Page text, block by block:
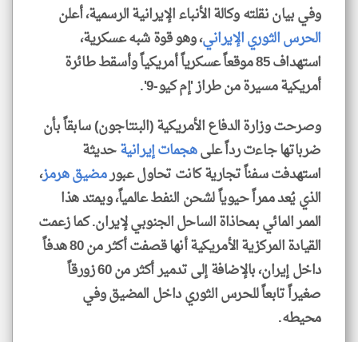
وفي بيان نقلته وكالة الأنباء الإيرانية الرسمية، أعلن
الحرس الثوري الإيراني، وهو قوة شبه عسكرية،
استهداف 85 موقعاً عسكرياً أمريكياً وأسقط طائرة
أمريكية مسيرة من طراز 'إم كيو-9'.
وصرحت وزارة الدفاع الأمريكية (البنتاجون) سابقاً بأن
ضرباتها جاءت رداً علىهجمات إيرانيةحديثة
استهدفت سفناً تجارية كانت تحاول عبورمضيق هرمز،
الذي يُعد ممراً حيوياً لشحن النفط عالمياً، ويمتد هذا
الممر المائي بمحاذاة الساحل الجنوبي لإيران. كما زعمت
القيادة المركزية الأمريكية أنها قصفت أكثر من 80 هدفاً
داخل إيران، بالإضافة إلى تدمير أكثر من 60 زورقاً
صغيراً تابعاً للحرس الثوري داخل المضيق وفي
محيطه.